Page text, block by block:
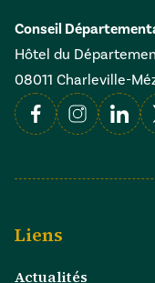
Conseil
Hôtel du
08011 Charleville-
FacebookInstagram
Liens
Actualités